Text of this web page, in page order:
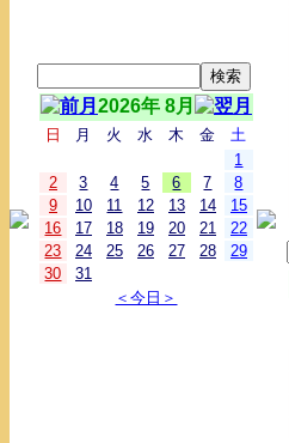
2026年 8月
日 月 火 水 木 金
土
1
2
3 4 5 6 7
8
9
10 11 12 13 14
15
16
17 18 19 20 21
22
23
24 25 26 27 28
29
30
31
＜今日＞